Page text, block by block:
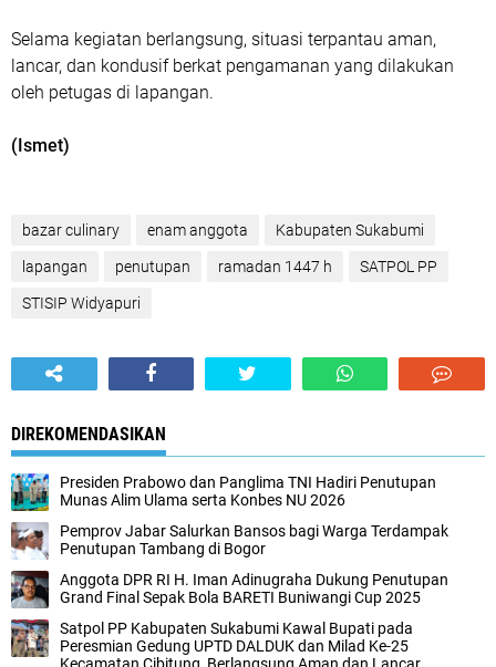
Selama kegiatan berlangsung, situasi terpantau aman,
lancar, dan kondusif berkat pengamanan yang dilakukan
oleh petugas di lapangan.
(Ismet)
bazar culinary enam anggota Kabupaten Sukabumi
lapangan penutupan ramadan 1447 h SATPOL PP
STISIP Widyapuri
DIREKOMENDASIKAN
Presiden Prabowo dan Panglima TNI Hadiri Penutupan
Munas Alim Ulama serta Konbes NU 2026
Pemprov Jabar Salurkan Bansos bagi Warga Terdampak
Penutupan Tambang di Bogor
Anggota DPR RI H. Iman Adinugraha Dukung Penutupan
Grand Final Sepak Bola BARETI Buniwangi Cup 2025
Satpol PP Kabupaten Sukabumi Kawal Bupati pada
Peresmian Gedung UPTD DALDUK dan Milad Ke-25